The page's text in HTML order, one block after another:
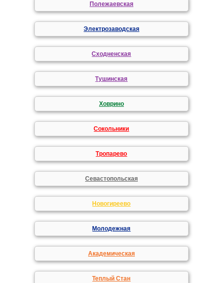
Полежаевская
Электрозаводская
Сходненская
Тушинская
Ховрино
Сокольники
Тропарево
Севастопольская
Новогиреево
Молодежная
Академическая
Теплый Стан